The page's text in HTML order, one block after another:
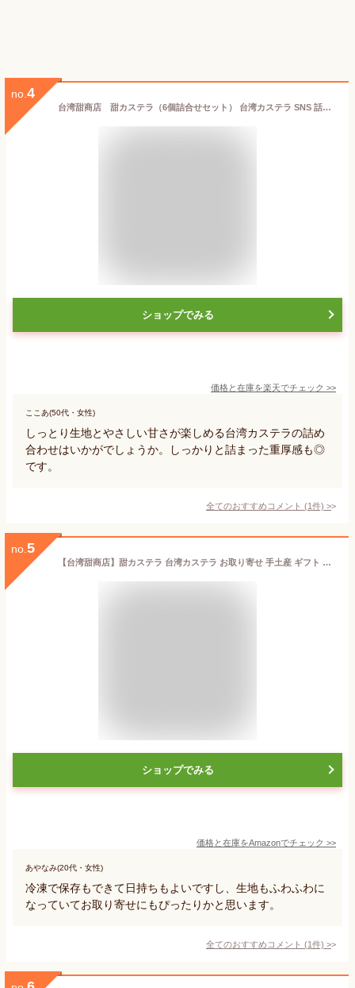
no. 4
台湾甜商店 甜カステラ（6個詰合せセット） 台湾カステラ SNS 話題 お取り寄せ グルメ スイーツ 中元 歳暮 ギフト 送料無料
ショップでみる
価格と在庫を楽天でチェック >>
ここあ(50代・女性)
しっとり生地とやさしい甘さが楽しめる台湾カステラの詰め
合わせはいかがでしょうか。しっかりと詰まった重厚感も◎
です。
全てのおすすめコメント (1件) >
no. 5
【台湾甜商店】甜カステラ 台湾カステラ お取り寄せ 手土産 ギフト 冷凍保存 (6個詰合セット (プレーン、アールグレイ、ホイップ各2個）))
ショップでみる
価格と在庫をAmazonでチェック >>
あやなみ(20代・女性)
冷凍で保存もできて日持ちもよいですし、生地もふわふわに
なっていてお取り寄せにもぴったりかと思います。
全てのおすすめコメント (1件) >